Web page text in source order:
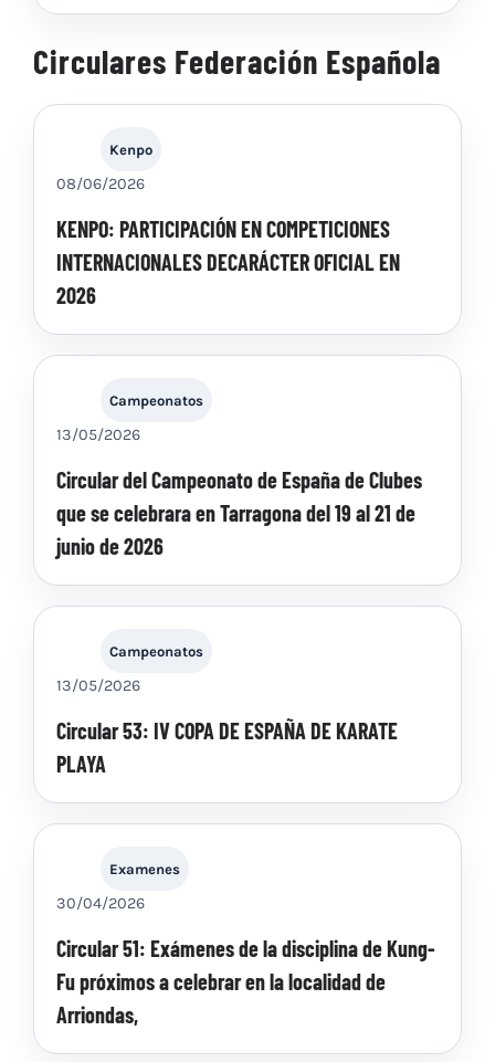
Circulares Federación Española
Kenpo
08/06/2026
KENPO: PARTICIPACIÓN EN COMPETICIONES
INTERNACIONALES DECARÁCTER OFICIAL EN
2026
Campeonatos
13/05/2026
Circular del Campeonato de España de Clubes
que se celebrara en Tarragona del 19 al 21 de
junio de 2026
Campeonatos
13/05/2026
Circular 53: IV COPA DE ESPAÑA DE KARATE
PLAYA
Examenes
30/04/2026
Circular 51: Exámenes de la disciplina de Kung-
Fu próximos a celebrar en la localidad de
Arriondas,